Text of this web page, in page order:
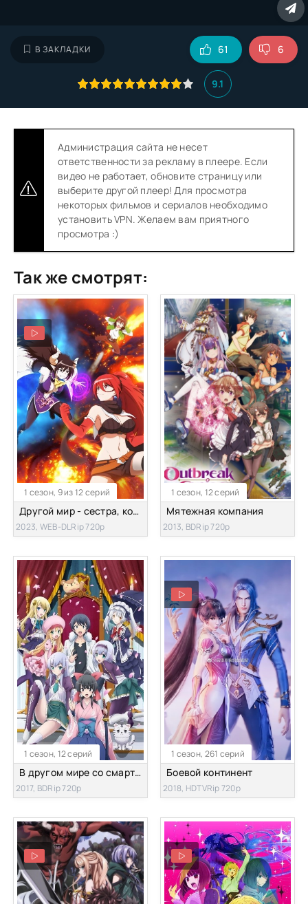
В ЗАКЛАДКИ
9.1
61 6
Администрация сайта не несет
ответственности за рекламу в плеере. Если
видео не работает, обновите страницу или
выберите другой плеер! Для просмотра
некоторых фильмов и сериалов необходимо
установить VPN. Желаем вам приятного
просмотра :)
Так же смотрят:
1 сезон, 9 из 12 серий
Другой мир - сестра, которая убивает с одного удара
2023, WEB-DLRip 720p
1 сезон, 12 серий
Мятежная компания
2013, BDRip 720p
1 сезон, 12 серий
В другом мире со смартфоном
2017, BDRip 720p
1 сезон, 261 серий
Боевой континент
2018, HDTVRip 720p